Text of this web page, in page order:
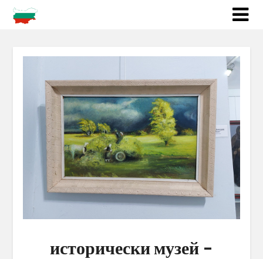
исторически музей –